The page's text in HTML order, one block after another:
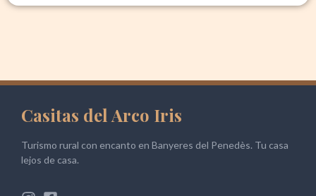
Casitas del Arco Iris
Turismo rural con encanto en Banyeres del Penedès. Tu casa
lejos de casa.